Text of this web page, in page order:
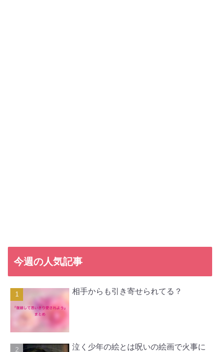
今週の人気記事
相手からも引き寄せられてる？
泣く少年の絵とは呪いの絵画で火事に